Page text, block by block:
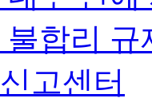
불합리 규
신고센터